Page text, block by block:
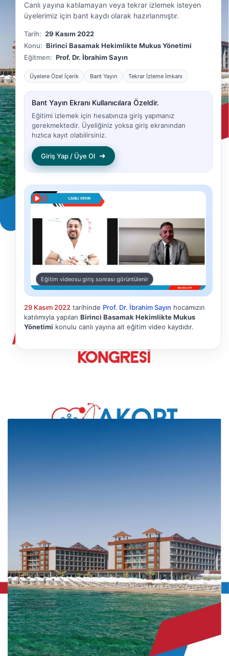
Canlı yayına katılamayan veya tekrar izlemek isteyen
üyelerimiz için bant kaydı olarak hazırlanmıştır.
Tarih: 29 Kasım 2022
Konu: Birinci Basamak Hekimlikte Mukus Yönetimi
Eğitmen: Prof. Dr. İbrahim Sayın
Üyelere Özel İçerik Bant Yayın Tekrar İzleme İmkanı
Bant Yayın Ekranı Kullanıcılara Özeldir.
Eğitimi izlemek için hesabınıza giriş yapmanız
gerekmektedir. Üyeliğiniz yoksa giriş ekranından
hızlıca kayıt olabilirsiniz.
Giriş Yap / Üye Ol ➜
Eğitim videosu giriş sonrası görüntülenir
29 Kasım 2022 tarihinde Prof. Dr. İbrahim Sayın hocamızın
katılımıyla yapılan Birinci Basamak Hekimlikte Mukus
Yönetimi konulu canlı yayına ait eğitim video kaydıdır.